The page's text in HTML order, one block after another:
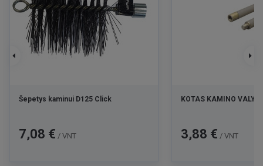
Šepetys kaminui D125 Click
Kaina
7,08 € / VNT
KOTAS KAMINO
Kaina
3,88 € / VNT